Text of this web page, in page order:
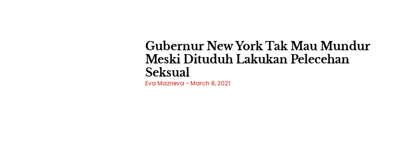
Gubernur New York Tak Mau Mundur
Meski Dituduh Lakukan Pelecehan
Seksual
Eva Mazrieva March 8, 2021